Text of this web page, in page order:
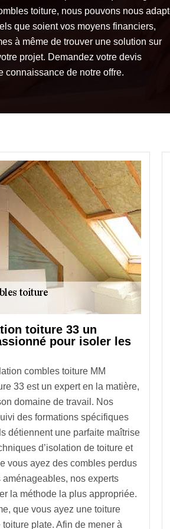
toiture, nous pouvons nous
que soient vos moyens financiers,
à même de trouver une solution sur
projet. Demandez votre devis
connaissance de notre offre.
toiture 33 un
pour isoler les
combles toiture MM
33 est un expert en la matière,
domaine de travail. Nos
des formations spécifiques
détiennent une parfaite maîtrise
d’isolation de toiture et
vous ayez des combles perdus
nos experts
la méthode la plus appropriée.
que vous ayez une toiture
plate. Afin de mener à